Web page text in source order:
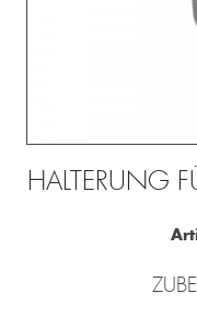
HALTERUNG